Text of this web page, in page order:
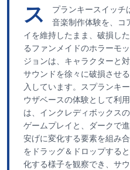
ス
プランキースイッチ
音楽制作体験を、コ
イを維持したまま、破損し
るファンメイドのホラーモ
ジョンは、キャラクターと
サウンドを徐々に破損させ
入しています。スプランキ
ウザベースの体験として利
は、インクレディボックス
ゲームプレイと、ダークで
安げに変化する要素を組み
をドラッグ＆ドロップする
化する様子を観察でき、サ